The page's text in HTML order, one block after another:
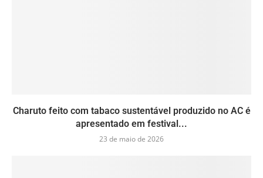
Charuto feito com tabaco sustentável produzido no AC é
apresentado em festival...
23 de maio de 2026